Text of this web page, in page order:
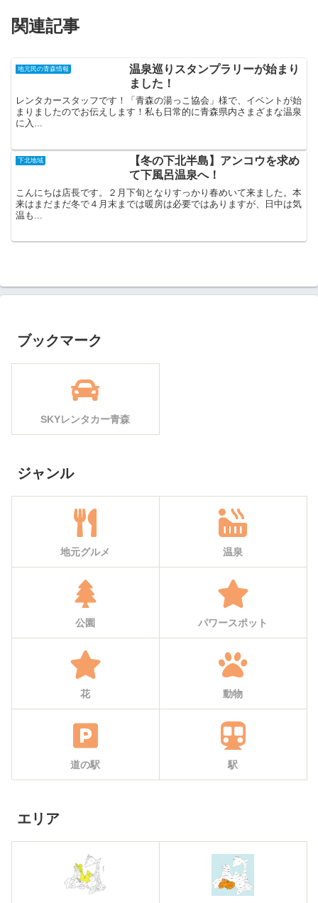
関連記事
地元民の青森情報
温泉巡りスタンプラリーが始まり
ました！
レンタカースタッフです！「青森の湯っこ協会」様で、イベントが始
まりましたのでお伝えします！私も日常的に青森県内さまざまな温泉
に入...
下北地域
【冬の下北半島】アンコウを求め
て下風呂温泉へ！
こんにちは店長です。２月下旬となりすっかり春めいて来ました。本
来はまだまだ冬で４月末までは暖房は必要ではありますが、日中は気
温も...
ブックマーク
SKYレンタカー青森
ジャンル
地元グルメ 温泉
公園 パワースポット
花 動物
道の駅 駅
エリア